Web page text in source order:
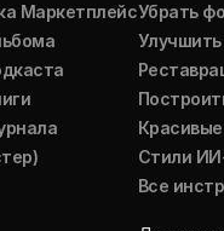
МаркетплейсУбрать
Стили
Все